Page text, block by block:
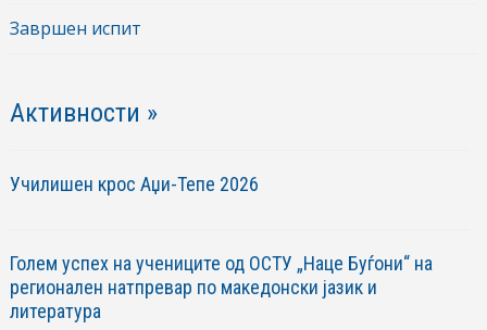
Завршен испит
Активности »
Училишен крос Аџи-Тепе 2026
Голем успех на учениците од ОСТУ „Наце Буѓони“ на
регионален натпревар по македонски јазик и
литература